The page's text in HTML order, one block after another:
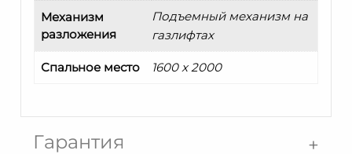
Механизм
разложения
Подъемный механизм на
газлифтах
Спальное место 1600 x 2000
Гарантия